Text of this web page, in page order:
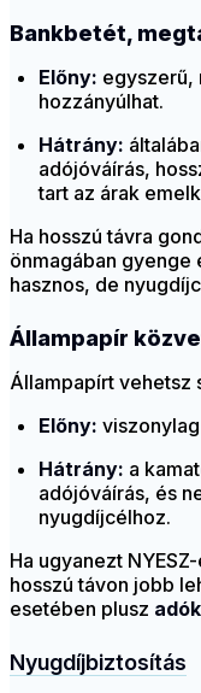
Bankbetét,
Előny: egyszerű,
hozzányúlhat.
Hátrány:
adójóváírás,
tart az árak
Ha hosszú távra
önmagában gyenge
hasznos, de
Állampapír
Állampapírt vehetsz
Előny:
Hátrány: a
adójóváírás, és
nyugdíjcélhoz.
Ha ugyanezt
hosszú távon jobb
esetében plusz
Nyugdíjbiztosítás